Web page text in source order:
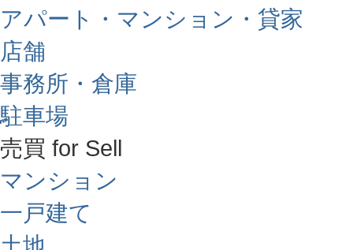
アパート・マンション・貸家
店舗
事務所・倉庫
駐車場
売買 for Sell
マンション
一戸建て